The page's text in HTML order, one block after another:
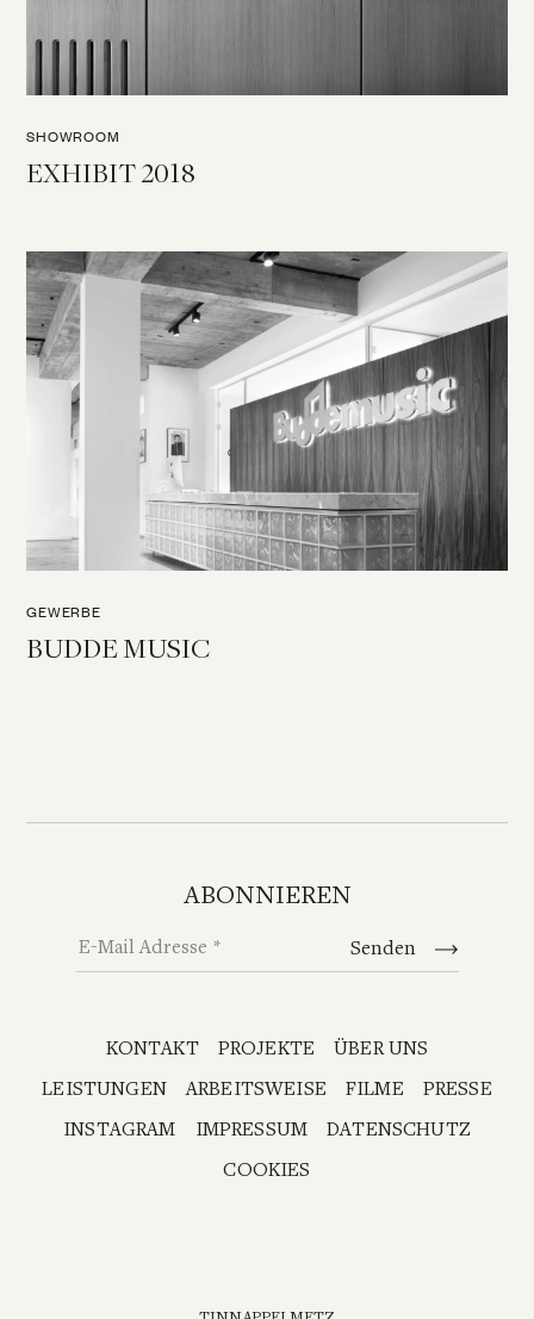
SHOWROOM
EXHIBIT 2018
GEWERBE
BUDDE MUSIC
ABONNIEREN
E-Mail Adresse
Senden
KONTAKT PROJEKTE
ÜBER UNS
LEISTUNGEN
ARBEITSWEISE FILME
PRESSE
INSTAGRAM
IMPRESSUM
DATENSCHUTZ
COOKIES